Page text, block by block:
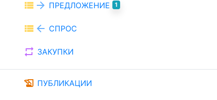
view_list arrow_forward ПРЕДЛОЖЕНИЕ 1
view_list arrow_back СПРОС
repeat ЗАКУПКИ
history_edu ПУБЛИКАЦИИ